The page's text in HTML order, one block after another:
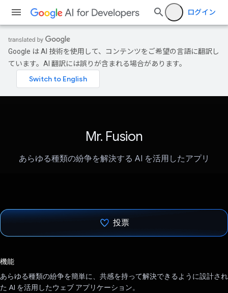
ログイン
Google は AI 技術を使用して、コンテンツをご希望の言語に翻訳し
ています。AI 翻訳には誤りが含まれる場合があります。
Mr. Fusion
あらゆる種類の紛争を解決する AI を活用したアプリ
投票
機能
あらゆる種類の紛争を簡単に、共感を持って解決できるように設計され
た AI を活用したウェブ アプリケーション。